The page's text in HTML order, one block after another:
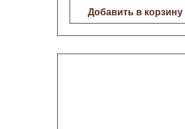
Добавить в корзину